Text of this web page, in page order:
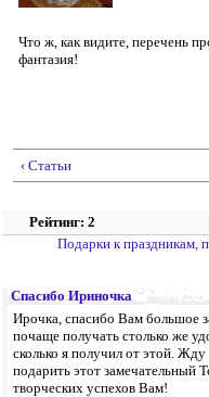
Что ж, как видите, перечень
фантазия!
‹ Статьи
Рейтинг: 2
Подарки к праздникам,
Спасибо Ириночка
Ирочка, спасибо Вам большое
почаще получать столько же
сколько я получил от этой.
подарить этот замечательный
творческих успехов Вам!